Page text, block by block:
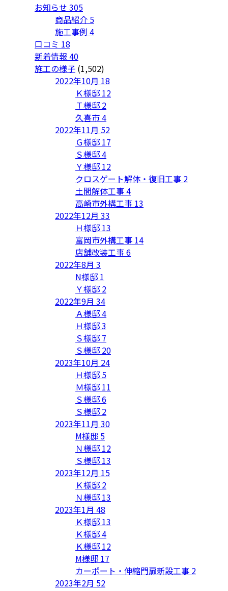
お知らせ 305
商品紹介 5
施工事例 4
口コミ 18
新着情報 40
施工の様子 (1,502)
2022年10月 18
Ｋ様邸 12
Ｔ様邸 2
久喜市4
2022年11月 52
Ｇ様邸 17
Ｓ様邸4
Ｙ様邸 12
クロスゲート解体・復旧工事 2
土間解体工事4
高崎市外構工事 13
2022年12月 33
Ｈ様邸 13
富岡市外構工事 14
店舗改装工事6
2022年8月 3
N様邸 1
Ｙ様邸 2
2022年9月 34
Ａ様邸4
Ｈ様邸3
Ｓ様邸 7
Ｓ様邸 20
2023年10月 24
Ｈ様邸 5
Ｍ様邸 11
Ｓ様邸6
Ｓ様邸 2
2023年11月 30
M様邸 5
Ｎ様邸 12
Ｓ様邸 13
2023年12月 15
Ｋ様邸 2
Ｎ様邸 13
2023年1月 48
Ｋ様邸 13
Ｋ様邸4
Ｋ様邸 12
M様邸 17
カーポート・伸縮門扉新設工事 2
2023年2月 52